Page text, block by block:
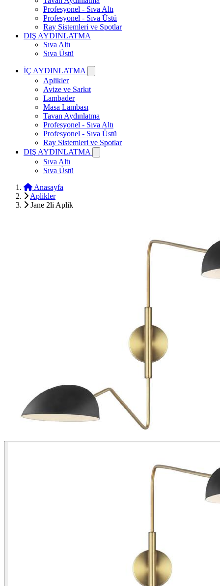
Profesyonel - Sıva Altı
Profesyonel - Sıva Üstü
Ray Sistemleri ve Spotlar
DIŞ AYDINLATMA
Sıva Altı
Sıva Üstü
İÇ AYDINLATMA
Aplikler
Avize ve Sarkıt
Lambader
Masa Lambası
Tavan Aydınlatma
Profesyonel - Sıva Altı
Profesyonel - Sıva Üstü
Ray Sistemleri ve Spotlar
DIŞ AYDINLATMA
Sıva Altı
Sıva Üstü
Anasayfa
Aplikler
Jane 2li Aplik